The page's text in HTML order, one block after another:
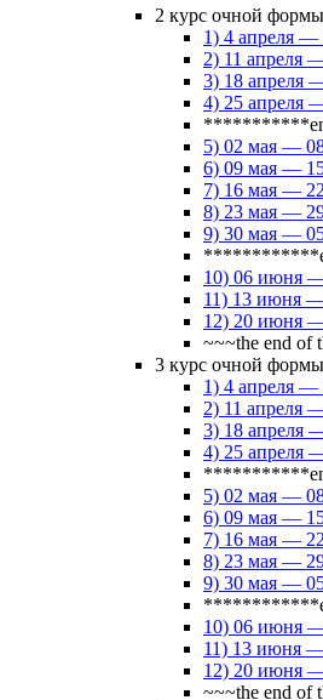
2 курс очной формы
1) 4 апреля —
2) 11 апреля
3) 18 апреля
4) 25 апреля
5) 02 мая —
6) 09 мая —
7) 16 мая —
8) 23 мая —
9) 30 мая —
10) 06 июня
11) 13 июня
12) 20 июня
~~~the end of
3 курс очной формы
1) 4 апреля —
2) 11 апреля
3) 18 апреля
4) 25 апреля
5) 02 мая —
6) 09 мая —
7) 16 мая —
8) 23 мая —
9) 30 мая —
10) 06 июня
11) 13 июня
12) 20 июня
~~~the end of